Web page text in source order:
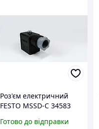
Роз'єм електричний
FESTO MSSD-C 34583
Готово до відправки